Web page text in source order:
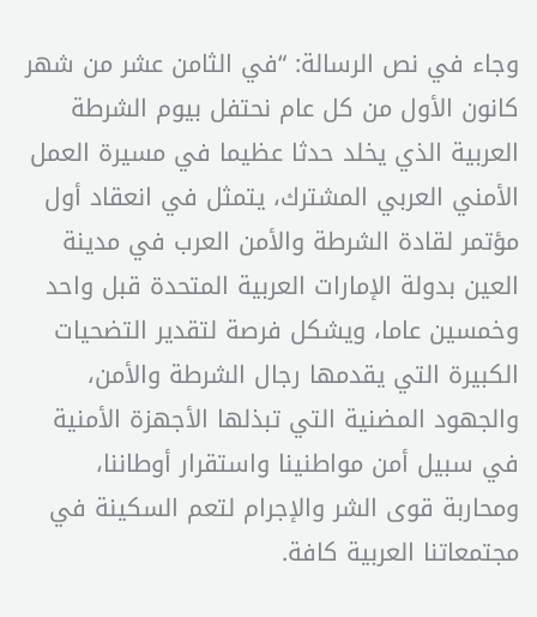
وجاء في نص الرسالة: “في الثامن عشر من شهر
كانون الأول من كل عام نحتفل بيوم الشرطة
العربية الذي يخلد حدثا عظيما في مسيرة العمل
الأمني العربي المشترك، يتمثل في انعقاد أول
مؤتمر لقادة الشرطة والأمن العرب في مدينة
العين بدولة الإمارات العربية المتحدة قبل واحد
وخمسين عاما، ويشكل فرصة لتقدير التضحيات
الكبيرة التي يقدمها رجال الشرطة والأمن،
والجهود المضنية التي تبذلها الأجهزة الأمنية
في سبيل أمن مواطنينا واستقرار أوطاننا،
ومحاربة قوى الشر والإجرام لتعم السكينة في
مجتمعاتنا العربية كافة.